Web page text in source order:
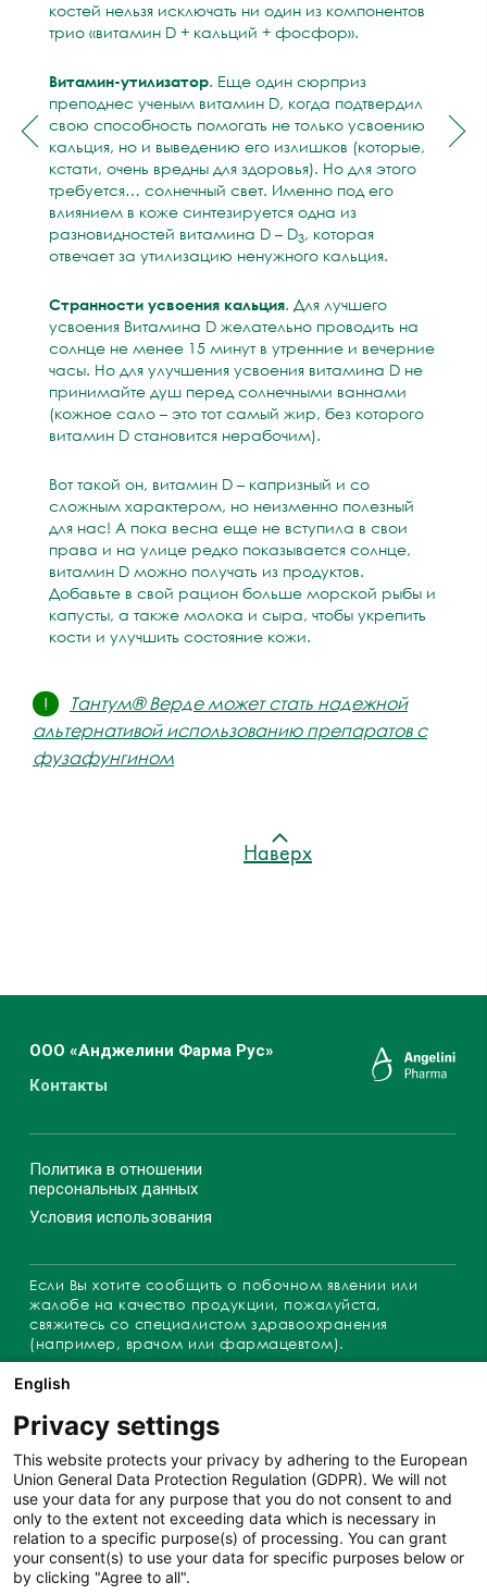
костей нельзя исключать ни один из компонентов
трио «витамин D + кальций + фосфор».
Витамин-утилизатор. Еще один сюрприз
преподнес ученым витамин D, когда подтвердил
свою способность помогать не только усвоению
кальция, но и выведению его излишков (которые,
кстати, очень вредны для здоровья). Но для этого
требуется… солнечный свет. Именно под его
влиянием в коже синтезируется одна из
разновидностей витамина D – D3, которая
отвечает за утилизацию ненужного кальция.
Странности усвоения кальция. Для лучшего
усвоения Витамина D желательно проводить на
солнце не менее 15 минут в утренние и вечерние
часы. Но для улучшения усвоения витамина D не
принимайте душ перед солнечными ваннами
(кожное сало – это тот самый жир, без которого
витамин D становится нерабочим).
Вот такой он, витамин D – капризный и со
сложным характером, но неизменно полезный
для нас! А пока весна еще не вступила в свои
права и на улице редко показывается солнце,
витамин D можно получать из продуктов.
Добавьте в свой рацион больше морской рыбы и
капусты, а также молока и сыра, чтобы укрепить
кости и улучшить состояние кожи.
!
Тантум® Верде может стать надежной
альтернативой использованию препаратов с
фузафунгином
Наверх
ООО «Анджелини Фарма Рус»
Контакты
Политика в отношении
персональных данных
Условия использования
Если Вы хотите сообщить о побочном явлении или
жалобе на качество продукции, пожалуйста,
свяжитесь со специалистом здравоохранения
(например, врачом или фармацевтом).
Обращения можно также направлять по адресу:
complaints@angelini.ru
горячей линии
+7 916 8719 234
ИМЕЮТСЯ
ПРОТИВОПОКАЗАНИЯ.
English
Privacy settings
This website protects your privacy by adhering to the European
Union General Data Protection Regulation (GDPR). We will not
use your data for any purpose that you do not consent to and
only to the extent not exceeding data which is necessary in
relation to a specific purpose(s) of processing. You can grant
your consent(s) to use your data for specific purposes below or
by clicking "Agree to all".